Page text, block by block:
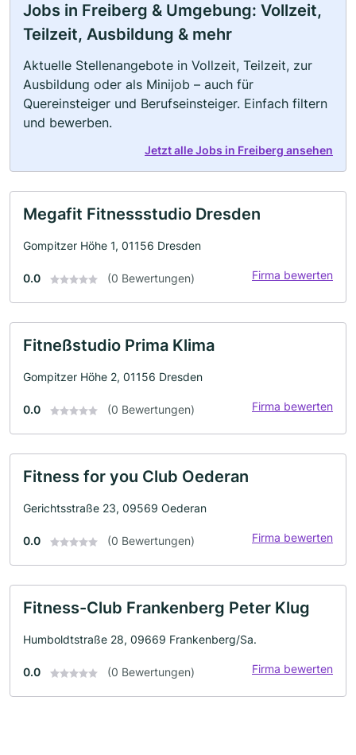
Jobs in Freiberg & Umgebung: Vollzeit,
Teilzeit, Ausbildung & mehr
Aktuelle Stellenangebote in Vollzeit, Teilzeit, zur
Ausbildung oder als Minijob – auch für
Quereinsteiger und Berufseinsteiger. Einfach filtern
und bewerben.
Jetzt alle Jobs in Freiberg ansehen
Megafit Fitnessstudio Dresden
Gompitzer Höhe 1, 01156 Dresden
0.0 (0 Bewertungen) Firma bewerten
Fitneßstudio Prima Klima
Gompitzer Höhe 2, 01156 Dresden
0.0 (0 Bewertungen) Firma bewerten
Fitness for you Club Oederan
Gerichtsstraße 23, 09569 Oederan
0.0 (0 Bewertungen) Firma bewerten
Fitness-Club Frankenberg Peter Klug
Humboldtstraße 28, 09669 Frankenberg/Sa.
0.0 (0 Bewertungen) Firma bewerten